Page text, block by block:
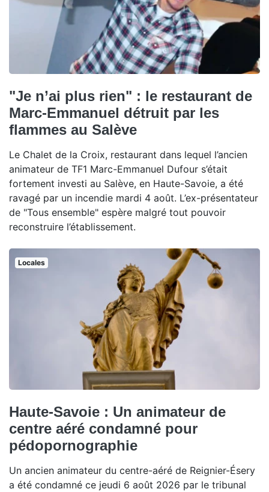
"Je n’ai plus rien" : le restaurant de
Marc-Emmanuel détruit par les
flammes au Salève
Le Chalet de la Croix, restaurant dans lequel l’ancien
animateur de TF1 Marc-Emmanuel Dufour s’était
fortement investi au Salève, en Haute-Savoie, a été
ravagé par un incendie mardi 4 août. L’ex-présentateur
de "Tous ensemble" espère malgré tout pouvoir
reconstruire l’établissement.
Locales
Haute-Savoie : Un animateur de
centre aéré condamné pour
pédopornographie
Un ancien animateur du centre-aéré de Reignier-Ésery
a été condamné ce jeudi 6 août 2026 par le tribunal